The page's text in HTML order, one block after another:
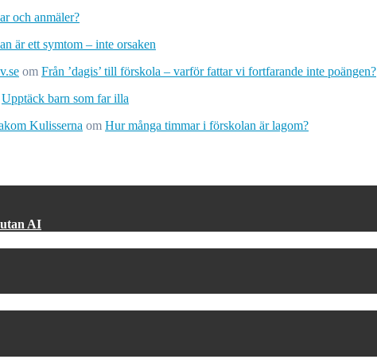
och anmäler?
är ett symtom – inte orsaken
om Från ’dagis’ till förskola – varför fattar vi fortfarande inte poängen?
Upptäck barn som far illa
Kulisserna om Hur många timmar i förskolan är lagom?
AI